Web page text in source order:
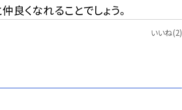
良くなれることでしょう。
いいね(2)